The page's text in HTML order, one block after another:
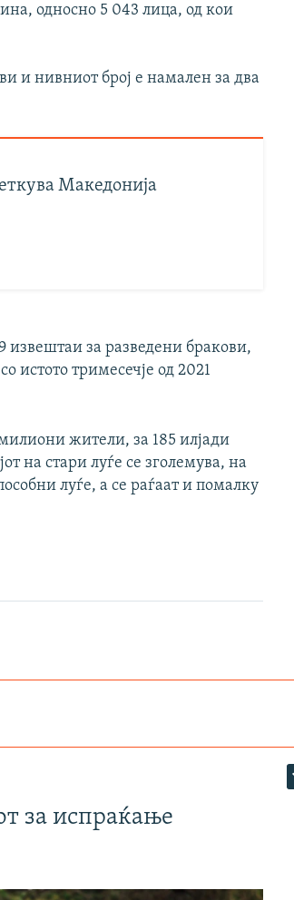
односно 5 043 лицa, од кои
и нивниот број е намален за два
Македонија
извештаи за разведени бракови,
истото тримесечје од 2021
жители, за 185 илјади
на стари луѓе се зголемува, на
луѓе, а се раѓаат и помалку
за испраќање